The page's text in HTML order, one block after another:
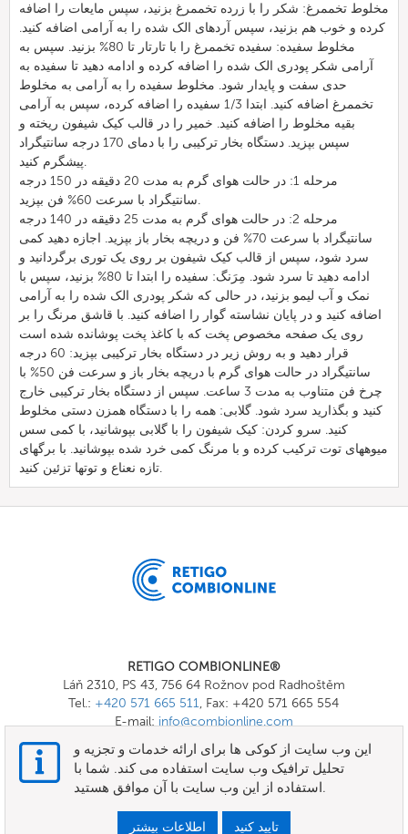
مخلوط تخممرغ: شکر را با زرده تخممرغ بزنید، سپس مایعات را اضافه
کرده و خوب هم بزنید، سپس آردهای الک شده را به آرامی اضافه کنید.
مخلوط سفیده: سفیده تخممرغ را با تارتار تا 80% بزنید. سپس به
آرامی شکر پودری الک شده را اضافه کرده و ادامه دهید تا سفیده به
حدی سفت و پایدار شود. مخلوط سفیده را به آرامی به مخلوط
تخممرغ اضافه کنید. ابتدا 1/3 سفیده را اضافه کرده، سپس به آرامی
بقیه مخلوط را اضافه کنید. خمیر را در قالب کیک شیفون ریخته و
سپس بپزید. دستگاه بخار ترکیبی را با دمای 170 درجه سانتیگراد
پیشگرم کنید.
مرحله 1: در حالت هوای گرم به مدت 20 دقیقه در 150 درجه
سانتیگراد با سرعت 60% فن بپزید.
مرحله 2: در حالت هوای گرم به مدت 25 دقیقه در 140 درجه
سانتیگراد با سرعت 70% فن و دریچه بخار باز بپزید. اجازه دهید کمی
سرد شود، سپس از قالب کیک شیفون بر روی یک توری برگردانید و
ادامه دهید تا سرد شود. مِرَنگ: سفیده را ابتدا تا 80% بزنید، سپس با
نمک و آب لیمو بزنید، در حالی که شکر پودری الک شده را به آرامی
اضافه کنید و در پایان نشاسته گوار را اضافه کنید. با قاشق مرنگ را بر
روی یک صفحه مخصوص پخت که با کاغذ پخت پوشانده شده است
قرار دهید و به روش زیر در دستگاه بخار ترکیبی بپزید: 60 درجه
سانتیگراد در حالت هوای گرم با دریچه بخار باز و سرعت فن 50% با
چرخ فن متناوب به مدت 3 ساعت. سپس از دستگاه بخار ترکیبی خارج
کنید و بگذارید سرد شود. گلابی: همه را با دستگاه همزن دستی مخلوط
کنید. سرو کردن: کیک شیفون را با گلابی بپوشانید، با کمی سس
میوههای توت ترکیب کرده و با مرنگ کمی خرد شده بپوشانید. با برگهای
تازه نعناع و توتها تزئین کنید.
RETIGO COMBIONLINE®
Láň 2310, PS 43, 756 64 Rožnov pod Radhoštěm
Tel.: +420 571 665 511, Fax: +420 571 665 554
E-mail: info@combionline.com
OnlineMenu
شرایط و ضوابط
این وب سایت از کوکی ها برای ارائه خدمات و تجزیه و
تحلیل ترافیک وب سایت استفاده می کند. شما با
استفاده از این وب سایت با آن موافق هستید.
اطلاعات بیشتر تایید کنید